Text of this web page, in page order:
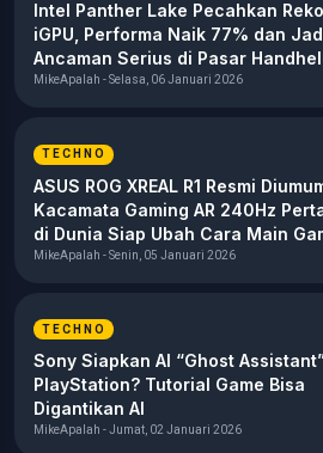
Intel Panther Lake Pecahkan
iGPU, Performa Naik 77% dan
Ancaman Serius di Pasar
Gaming!
MikeApalah - Selasa, 06 Januari 2026
TECHNO
ASUS ROG XREAL R1 Resmi
Kacamata Gaming AR 240Hz
di Dunia Siap Ubah Cara Main
MikeApalah - Senin, 05 Januari 2026
TECHNO
Sony Siapkan AI “Ghost
PlayStation? Tutorial Game Bisa
Digantikan AI
MikeApalah - Jumat, 02 Januari 2026